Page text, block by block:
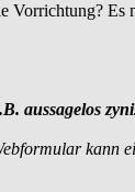
Es
aussagelos
kann